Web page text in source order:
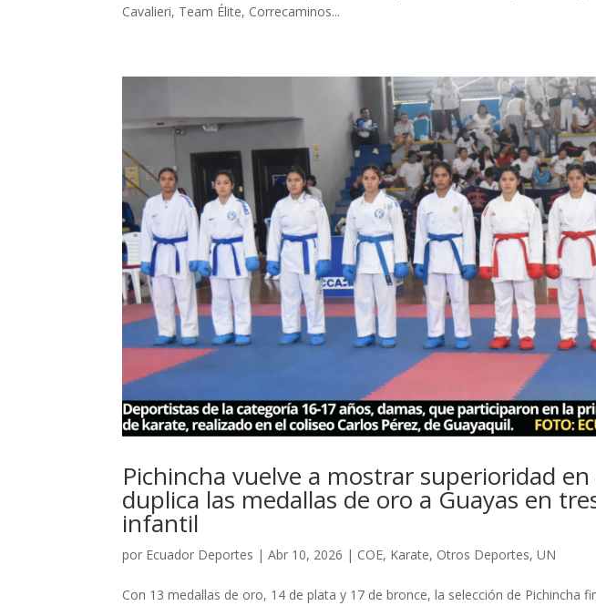
Cavalieri, Team Élite, Correcaminos...
Pichincha vuelve a mostrar superioridad
duplica las medallas de oro a Guayas en
infantil
por Ecuador Deportes |Abr 10, 2026 | COE, Karate, Otros Deportes,UN
Con 13 medallas de oro, 14 de plata y 17 de bronce, la selección de Pichincha